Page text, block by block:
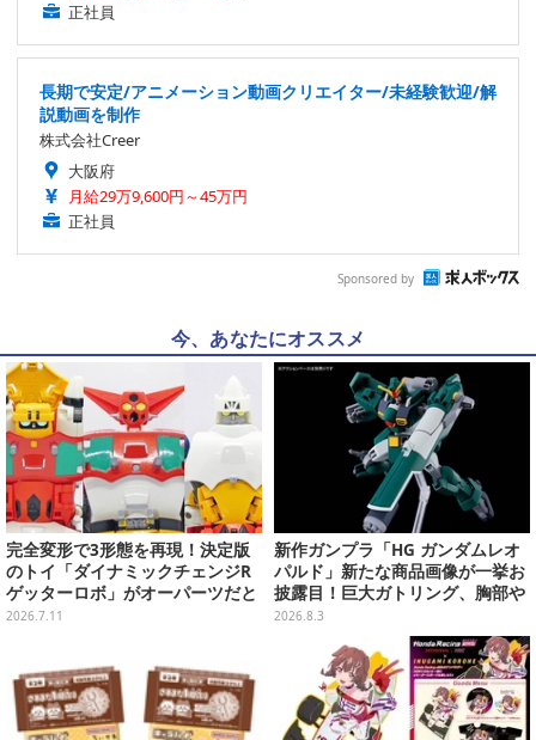
正社員
長期で安定/アニメーション動画クリエイター/未経験歓迎/解
説動画を制作
株式会社Creer
大阪府
月給29万9,600円～45万円
正社員
Sponsored by
今、あなたにオススメ
完全変形で3形態を再現！決定版
のトイ「ダイナミックチェンジR
ゲッターロボ」がオーパーツだと
思う3つの理由【チェンジゲッタ
2026.7.11
新作ガンプラ「HG ガンダムレオ
パルド」新たな商品画像が一挙お
披露目！巨大ガトリング、胸部や
肩武装のハッチ展開までたっぷり
2026.8.3